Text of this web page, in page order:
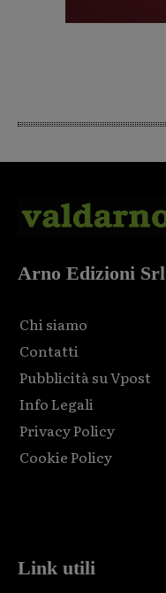
Arno Edizioni Srl
Chi siamo
Contatti
Pubblicità su Vpost
Info Legali
Privacy Policy
Cookie Policy
Link utili